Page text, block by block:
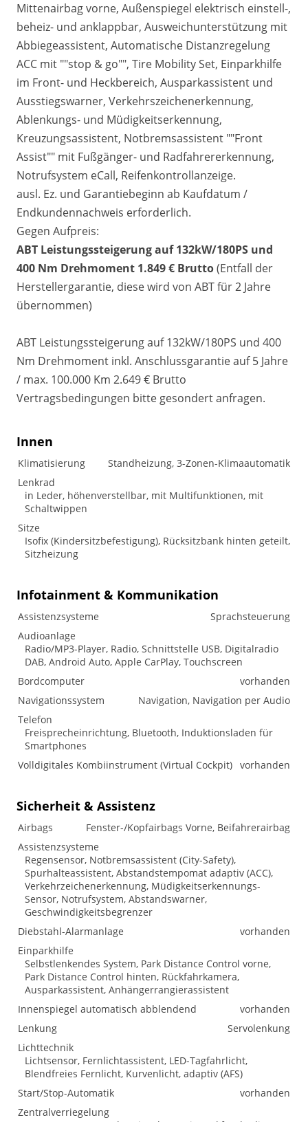
Mittenairbag vorne, Außenspiegel elektrisch einstell-,
beheiz- und anklappbar, Ausweichunterstützung mit
Abbiegeassistent, Automatische Distanzregelung
ACC mit ""stop & go"", Tire Mobility Set, Einparkhilfe
im Front- und Heckbereich, Ausparkassistent und
Ausstiegswarner, Verkehrszeichenerkennung,
Ablenkungs- und Müdigkeitserkennung,
Kreuzungsassistent, Notbremsassistent ""Front
Assist"" mit Fußgänger- und Radfahrererkennung,
Notrufsystem eCall, Reifenkontrollanzeige.
ausl. Ez. und Garantiebeginn ab Kaufdatum /
Endkundennachweis erforderlich.
Gegen Aufpreis:
ABT Leistungssteigerung auf 132kW/180PS und
400 Nm Drehmoment 1.849 € Brutto(Entfall der
Herstellergarantie, diese wird von ABT für 2 Jahre
übernommen)
ABT Leistungssteigerung auf 132kW/180PS und 400
Nm Drehmoment inkl. Anschlussgarantie auf 5 Jahre
/ max. 100.000 Km 2.649 € Brutto
Vertragsbedingungen bitte gesondert anfragen.
Innen
Klimatisierung
Standheizung, 3-Zonen-Klimaautomatik
Lenkrad
in Leder, höhenverstellbar, mit Multifunktionen, mit
Schaltwippen
Sitze
Isofix (Kindersitzbefestigung), Rücksitzbank hinten geteilt,
Sitzheizung
Infotainment & Kommunikation
Assistenzsysteme
Sprachsteuerung
Audioanlage
Radio/MP3-Player, Radio, Schnittstelle USB, Digitalradio
DAB, Android Auto, Apple CarPlay, Touchscreen
Bordcomputer
vorhanden
Navigationssystem
Navigation, Navigation per Audio
Telefon
Freisprecheinrichtung, Bluetooth, Induktionsladen für
Smartphones
Volldigitales Kombiinstrument (Virtual Cockpit) vorhanden
Sicherheit & Assistenz
Airbags
Fenster-/Kopfairbags Vorne, Beifahrerairbag
Assistenzsysteme
Regensensor, Notbremsassistent (City-Safety),
Spurhalteassistent, Abstandstempomat adaptiv (ACC),
Verkehrzeichenerkennung, Müdigkeitserkennungs-
Sensor, Notrufsystem, Abstandswarner,
Geschwindigkeitsbegrenzer
Diebstahl-Alarmanlage
vorhanden
Einparkhilfe
Selbstlenkendes System, Park Distance Control vorne,
Park Distance Control hinten, Rückfahrkamera,
Ausparkassistent, Anhängerrangierassistent
Innenspiegel automatisch abblendend
vorhanden
Lenkung
Servolenkung
Lichttechnik
Lichtsensor, Fernlichtassistent, LED-Tagfahrlicht,
Blendfreies Fernlicht, Kurvenlicht, adaptiv (AFS)
Start/Stop-Automatik
vorhanden
Zentralverriegelung